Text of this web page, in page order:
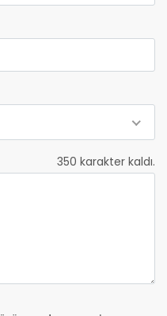
350 karakter kaldı.